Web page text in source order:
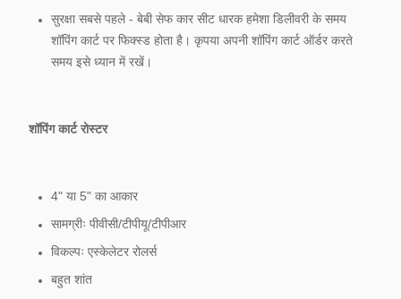
सुरक्षा सबसे पहले - बेबी सेफ कार सीट धारक हमेशा डिलीवरी के समय
शॉपिंग कार्ट पर फिक्स्ड होता है। कृपया अपनी शॉपिंग कार्ट ऑर्डर करते
समय इसे ध्यान में रखें।
शॉपिंग कार्ट रोस्टर
4" या 5" का आकार
सामग्रीः पीवीसी/टीपीयू/टीपीआर
विकल्पः एस्केलेटर रोलर्स
बहुत शांत